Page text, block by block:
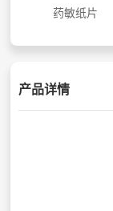
药敏纸片
产品详情